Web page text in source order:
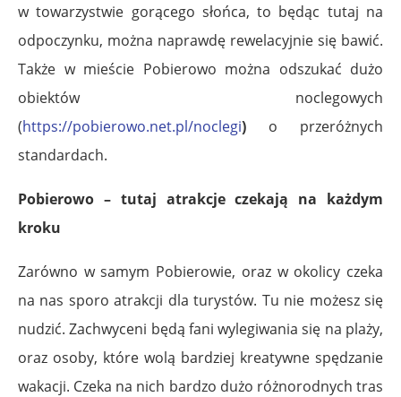
w towarzystwie gorącego słońca, to będąc tutaj na
odpoczynku, można naprawdę rewelacyjnie się bawić.
Także w mieście Pobierowo można odszukać dużo
obiektów noclegowych
(https://pobierowo.net.pl/noclegi) o przeróżnych
standardach.
Pobierowo – tutaj atrakcje czekają na każdym
kroku
Zarówno w samym Pobierowie, oraz w okolicy czeka
na nas sporo atrakcji dla turystów. Tu nie możesz się
nudzić. Zachwyceni będą fani wylegiwania się na plaży,
oraz osoby, które wolą bardziej kreatywne spędzanie
wakacji. Czeka na nich bardzo dużo różnorodnych tras